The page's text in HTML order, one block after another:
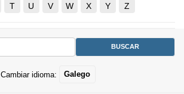
T U V W X Y Z
Cambiar idioma: Galego